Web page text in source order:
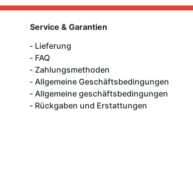
Service & Garantien
Lieferung
FAQ
Zahlungsmethoden
Allgemeine Geschäftsbedingungen
Allgemeine geschäftsbedingungen
Rückgaben und Erstattungen